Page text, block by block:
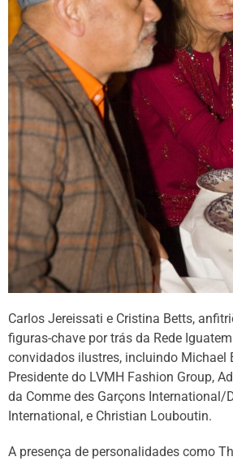
Carlos Jereissati e Cristina Betts,
figuras-chave por trás da Rede
convidados ilustres, incluindo Michael
Presidente do LVMH Fashion Group,
da Comme des Garçons International/
International, e Christian Louboutin.
A presença de personalidades como